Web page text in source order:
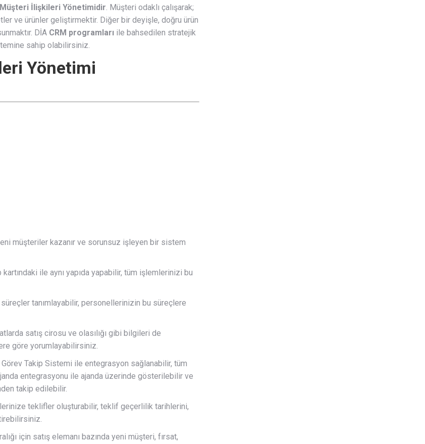
Müşteri İlişkileri Yönetimidir. Müşteri odaklı çalışarak;
ve ürünler geliştirmektir. Diğer bir deyişle, doğru ürün
DİA CRM programları ile bahsedilen stratejik
sahip olabilirsiniz.
Yönetimi
müşteriler kazanır ve sorunsuz işleyen bir sistem
ile aynı yapıda yapabilir, tüm işlemlerinizi bu
tanımlayabilir, personellerinizin bu süreçlere
satış cirosu ve olasılığı gibi bilgileri de
göre yorumlayabilirsiniz.
Takip Sistemi ile entegrasyon sağlanabilir, tüm
entegrasyonu ile ajanda üzerinde gösterilebilir ve
takip edilebilir.
teklifler oluşturabilir, teklif geçerlilik tarihlerini,
için satış elemanı bazında yeni müşteri, fırsat,